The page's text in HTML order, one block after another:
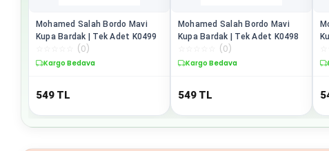
Mohamed Salah Bordo Mavi
Kupa Bardak | Tek Adet K0499
(0)
Kargo Bedava
549 TL
Mohamed Salah Bordo Mavi
Kupa Bardak | Tek Adet K0498
(0)
Kargo Bedava
549 TL